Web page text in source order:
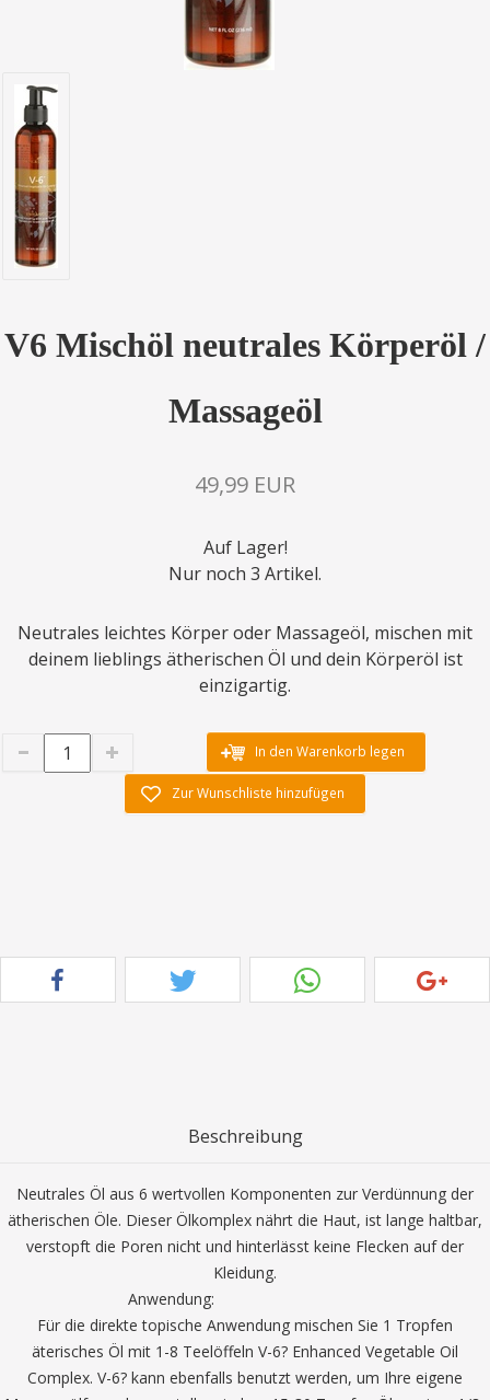
V6 Mischöl neutrales Körperöl /
Massageöl
49,99 EUR
Auf Lager!
Nur noch 3 Artikel.
Neutrales leichtes Körper oder Massageöl, mischen mit
deinem lieblings ätherischen Öl und dein Körperöl ist
einzigartig.
In den Warenkorb legen
Zur Wunschliste hinzufügen
Beschreibung
Neutrales Öl aus 6 wertvollen Komponenten zur Verdünnung der
ätherischen Öle. Dieser Ölkomplex nährt die Haut, ist lange haltbar,
verstopft die Poren nicht und hinterlässt keine Flecken auf der
Kleidung.
Anwendung:
Für die direkte topische Anwendung mischen Sie 1 Tropfen
äterisches Öl mit 1-8 Teelöffeln V-6? Enhanced Vegetable Oil
Complex. V-6? kann ebenfalls benutzt werden, um Ihre eigene